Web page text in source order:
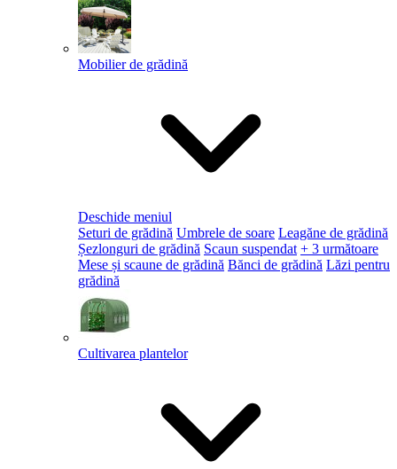
Mobilier de grădină
Deschide meniul
Seturi de grădină Umbrele de soare Leagăne de grădină
Șezlonguri de grădină Scaun suspendat + 3 următoare
Mese și scaune de grădină Bănci de grădină Lăzi pentru
grădină
Cultivarea plantelor